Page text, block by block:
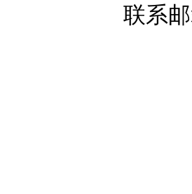
联系